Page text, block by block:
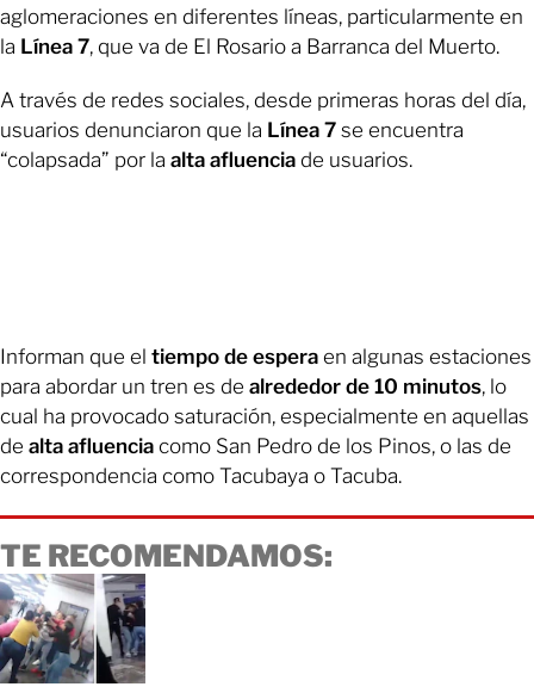
aglomeraciones en diferentes líneas, particularmente en
la Línea 7, que va de El Rosario a Barranca del Muerto.
A través de redes sociales, desde primeras horas del día,
usuarios denunciaron que la Línea 7 se encuentra
“colapsada” por la alta afluencia de usuarios.
Informan que el tiempo de espera en algunas estaciones
para abordar un tren es de alrededor de 10 minutos, lo
cual ha provocado saturación, especialmente en aquellas
de alta afluencia como San Pedro de los Pinos, o las de
correspondencia como Tacubaya o Tacuba.
TE RECOMENDAMOS: